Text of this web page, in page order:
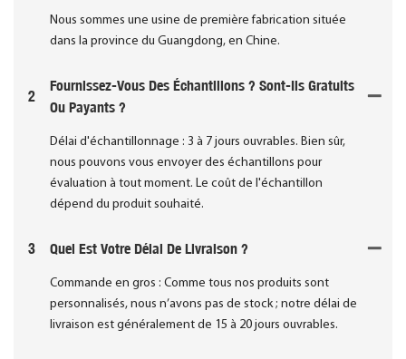
Nous sommes une usine de première fabrication située
dans la province du Guangdong, en Chine.
2
Fournissez-Vous Des Échantillons ? Sont-Ils Gratuits
Ou Payants ?
Délai d'échantillonnage : 3 à 7 jours ouvrables. Bien sûr,
nous pouvons vous envoyer des échantillons pour
évaluation à tout moment. Le coût de l'échantillon
dépend du produit souhaité.
3 Quel Est Votre Délai De Livraison ?
Commande en gros : Comme tous nos produits sont
personnalisés, nous n’avons pas de stock ; notre délai de
livraison est généralement de 15 à 20 jours ouvrables.